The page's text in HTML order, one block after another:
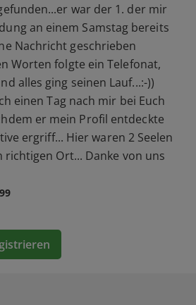
war der 1. der mir
an einem Samstag bereits
Nachricht geschrieben
Worten folgte ein Telefonat,
alles ging seinen Lauf...:-))
einen Tag nach mir bei Euch
er mein Profil entdeckte
ergriff... Hier waren 2 Seelen
richtigen Ort... Danke von uns